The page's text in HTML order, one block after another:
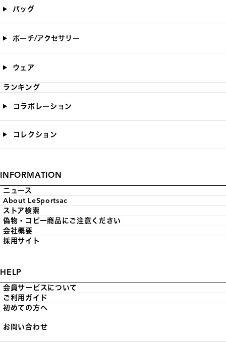
バッグ
ポーチ/アクセサリー
ウェア
ランキング
コラボレーション
コレクション
INFORMATION
ニュース
About LeSportsac
ストア検索
偽物・コピー商品にご注意ください
会社概要
採用サイト
HELP
会員サービスについて
ご利用ガイド
初めての方へ
お問い合わせ